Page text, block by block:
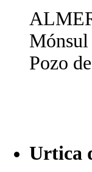
Pozo
Urtica